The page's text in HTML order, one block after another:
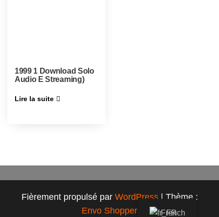
1999 1 Download Solo
Audio E Streaming)
Lire la suite
Fièrement propulsé par WordPress | Thème :
Envo Shopper
French